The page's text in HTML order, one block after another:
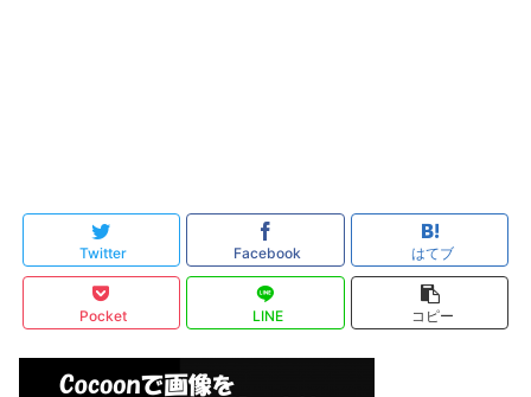
Twitter Facebook はてブ
Pocket LINE コピー